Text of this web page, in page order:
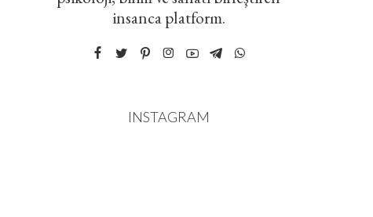
insanca platform.
INSTAGRAM